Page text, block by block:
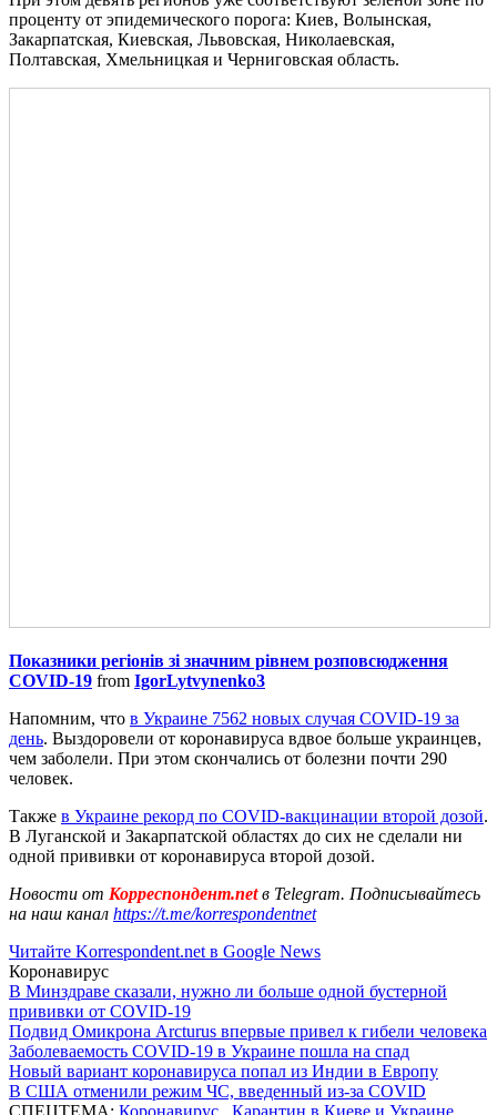
проценту от эпидемического порога: Киев, Волынская,
Закарпатская, Киевская, Львовская, Николаевская,
Полтавская, Хмельницкая и Черниговская область.
Показники регіонів зі значним рівнем розповсюдження
COVID-19 from IgorLytvynenko3
Напомним, что в Украине 7562 новых случая COVID-19 за
день. Выздоровели от коронавируса вдвое больше украинцев,
чем заболели. При этом скончались от болезни почти 290
человек.
Также в Украине рекорд по COVID-вакцинации второй дозой.
В Луганской и Закарпатской областях до сих не сделали ни
одной прививки от коронавируса второй дозой.
Новости от Корреспондент.netв Telegram. Подписывайтесь
на наш канал https://t.me/korrespondentnet
Читайте Korrespondent.net в Google News
Коронавирус
В Минздраве сказали, нужно ли больше одной бустерной
прививки от COVID-19
Подвид Омикрона Arcturus впервые привел к гибели человека
Заболеваемость COVID-19 в Украине пошла на спад
Новый вариант коронавируса попал из Индии в Европу
В США отменили режим ЧС, введенный из-за COVID
СПЕЦТЕМА: Коронавирус Карантин в Киеве и Украине